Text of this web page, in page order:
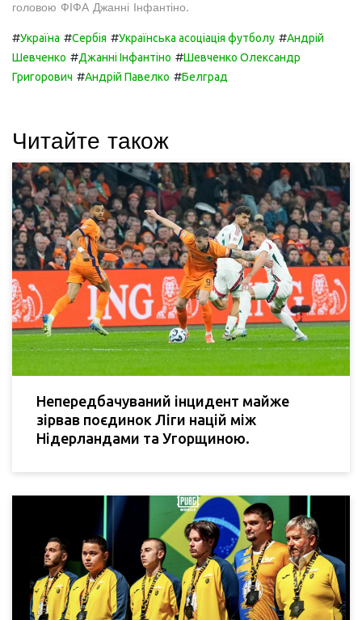
головою ФІФА Джанні Інфантіно.
#Україна #Сербія #Українська асоціація футболу #Андрій
Шевченко #Джанні Інфантіно #Шевченко Олександр
Григорович #Андрій Павелко #Белград
Читайте також
Непередбачуваний інцидент майже
зірвав поєдинок Ліги націй між
Нідерландами та Угорщиною.